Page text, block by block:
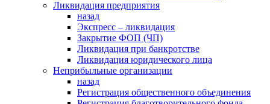
Ликвидация предприятия
назад
Экспресс – ликвидация
Закрытие ФОП (ЧП)
Ликвидация при банкротстве
Ликвидация юридического лица
Неприбыльные организации
назад
Регистрация общественного объединения